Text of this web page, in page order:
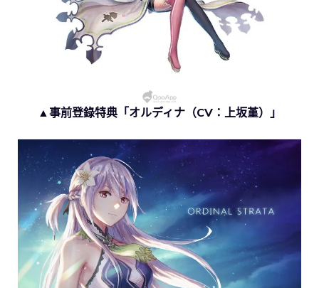
▲事前登錄特典「オルディナ（CV：上坂堇）」